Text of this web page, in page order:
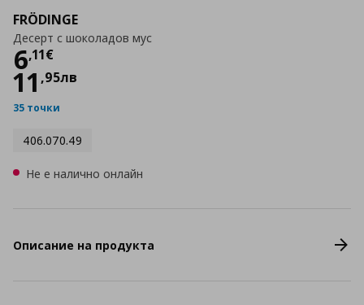
FRÖDINGE
Десерт с шоколадов мус
6,11€
Цена
11 ,95лв
35 точки
406.070.49
Не е налично онлайн
Описание на продукта